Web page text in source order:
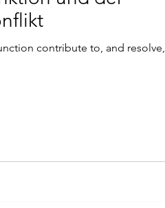
contribute to, and resolve,